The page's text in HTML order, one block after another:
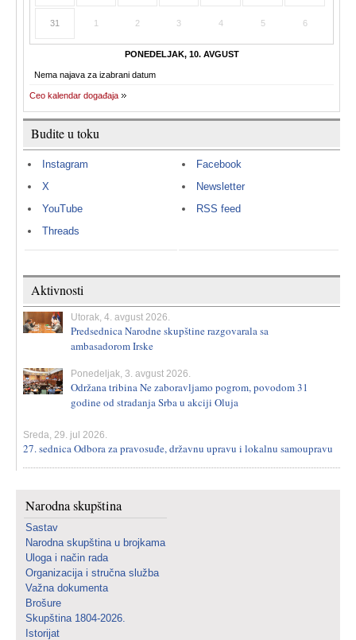
31 1 2 3 4 5 6
PONEDELJAK, 10. AVGUST
Nema najava za izabrani datum
Ceo kalendar događaja
Budite u toku
Instagram
X
YouTube
Threads
Facebook
Newsletter
RSS feed
Aktivnosti
Utorak, 4. avgust 2026.
Predsednica Narodne skupštine razgovarala sa
ambasadorom Irske
Ponedeljak, 3. avgust 2026.
Održana tribina Ne zaboravljamo pogrom, povodom 31
godine od stradanja Srba u akciji Oluja
Sreda, 29. jul 2026.
27. sednica Odbora za pravosuđe, državnu upravu i lokalnu samoupravu
Narodna skupština
Sastav
Narodna skupština u brojkama
Uloga i način rada
Organizacija i stručna služba
Važna dokumenta
Brošure
Skupština 1804-2026.
Istorijat